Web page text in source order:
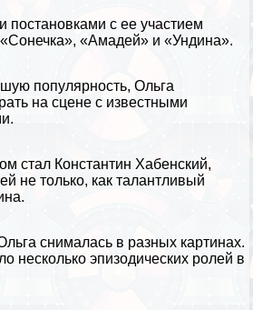
с ее участием
«Амадей» и «Ундина».
популярность, Ольга
на сцене с известными
стал Константин Хабенский,
не только, как талантливый
снималась в разных картинах.
несколько эпизодических ролей в